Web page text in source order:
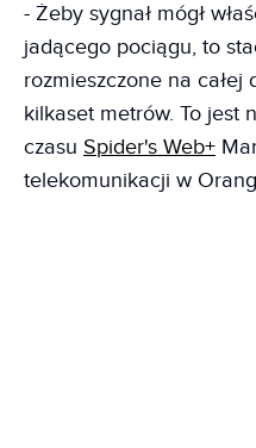
- Żeby sygnał mógł
jadącego pociągu, to
rozmieszczone na całej
kilkaset metrów. To jest
czasu Spider's Web+
telekomunikacji w